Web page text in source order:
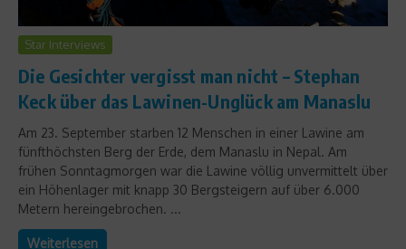
Star Interviews
Die Gesichter vergisst man nicht – Stephan
Keck über das Lawinen-Unglück am Manaslu
Am 23. September starben 12 Menschen in einer Lawine am
fünfthöchsten Berg der Erde, dem Manaslu in Nepal. Am
frühen Sonntagmorgen war die Lawine völlig unvermittelt über
ein Höhenlager mit knapp 30 Bergsteigern auf über 6.000
Metern hereingebrochen. ...
Weiterlesen